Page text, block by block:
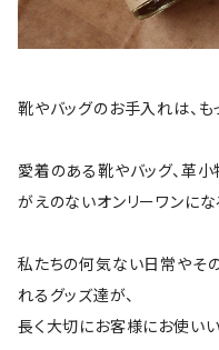
靴やバッグのお手入れは、も
愛着のある靴やバッグ、革
がえのないオンリーワンにな
私たちの何気ない日常やそ
れるグッズ達が、
長く大切にお客様にお使い